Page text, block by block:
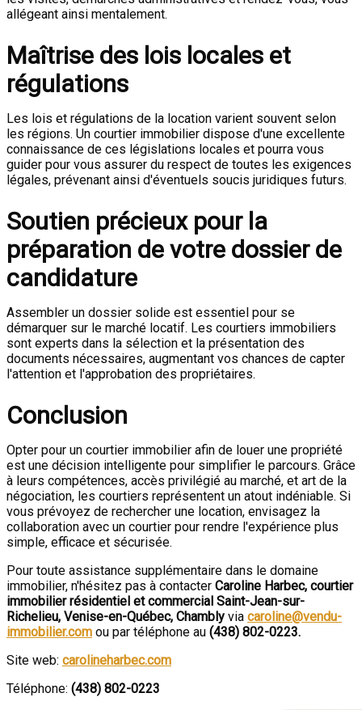
allégeant ainsi mentalement.
Maîtrise des lois locales et
régulations
Les lois et régulations de la location varient souvent selon
les régions. Un courtier immobilier dispose d'une excellente
connaissance de ces législations locales et pourra vous
guider pour vous assurer du respect de toutes les exigences
légales, prévenant ainsi d'éventuels soucis juridiques futurs.
Soutien précieux pour la
préparation de votre dossier de
candidature
Assembler un dossier solide est essentiel pour se
démarquer sur le marché locatif. Les courtiers immobiliers
sont experts dans la sélection et la présentation des
documents nécessaires, augmentant vos chances de capter
l'attention et l'approbation des propriétaires.
Conclusion
Opter pour un courtier immobilier afin de louer une propriété
est une décision intelligente pour simplifier le parcours. Grâce
à leurs compétences, accès privilégié au marché, et art de la
négociation, les courtiers représentent un atout indéniable. Si
vous prévoyez de rechercher une location, envisagez la
collaboration avec un courtier pour rendre l'expérience plus
simple, efficace et sécurisée.
Pour toute assistance supplémentaire dans le domaine
immobilier, n'hésitez pas à contacter Caroline Harbec, courtier
immobilier résidentiel et commercial Saint-Jean-sur-
Richelieu, Venise-en-Québec, Chambly via caroline@vendu-
immobilier.com ou par téléphone au (438) 802-0223.
Site web: carolineharbec.com
Téléphone: (438) 802-0223